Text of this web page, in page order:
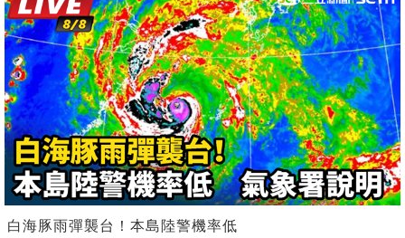
白海豚雨彈襲台！本島陸警機率低